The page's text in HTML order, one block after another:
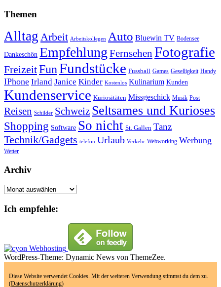
Themen
Alltag Arbeit Arbeitskollegen Auto Bluewin TV Bodensee
Dankeschön Empfehlung Fernsehen Fotografie
FreizeitFunFundstücke Fussball Games Geselligkeit Handy
IPhone Irland Janice Kinder Kostenlos Kulinarium Kunden
Kundenservice Kuriositäten Missgeschick Musik Post
Reisen Schilder Schweiz Seltsames und Kurioses
Shopping Software So nicht St. Gallen Tanz
Technik/Gadgets telefon Urlaub Verkehr Webworking Werbung
Wetter
Archiv
Archiv
Ich empfehle:
WordPress-Theme: Dynamic News von ThemeZee.
Diese Website verwendet Cookies. Mit der weiteren Verwendung stimmst du dem zu.
(Datenschutzerklärung)